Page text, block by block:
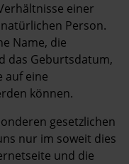
einer
Person.
Name, die
das Geburtsdatum,
auf eine
können.
gesetzlichen
nur im soweit dies
und die